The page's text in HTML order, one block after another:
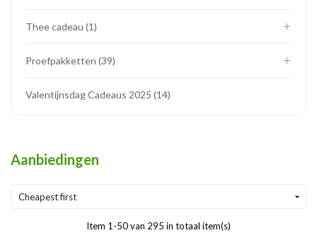
Thee cadeau 1
Proefpakketten 39
Valentijnsdag Cadeaus 2025 14
Aanbiedingen
Cheapest first 
Item 1-50 van 295 in totaal item(s)